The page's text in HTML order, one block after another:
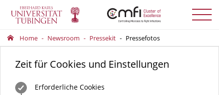
Menü
Home Newsroom Pressekit Pressefotos
Zeit für Cookies und Einstellungen
Erforderliche Cookies